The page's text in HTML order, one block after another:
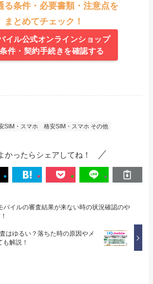
る条件・必要書類・注意点を
まとめてチェック！
イル公式オンラインショップ
件・契約手続きを確認する
SIM・スマホ 格安SIM・スマホ その他
かったらシェアしてね！
バイルの審査結果が来ない時の状況確認のや
はゆるい？落ちた時の原因やメ
解説！